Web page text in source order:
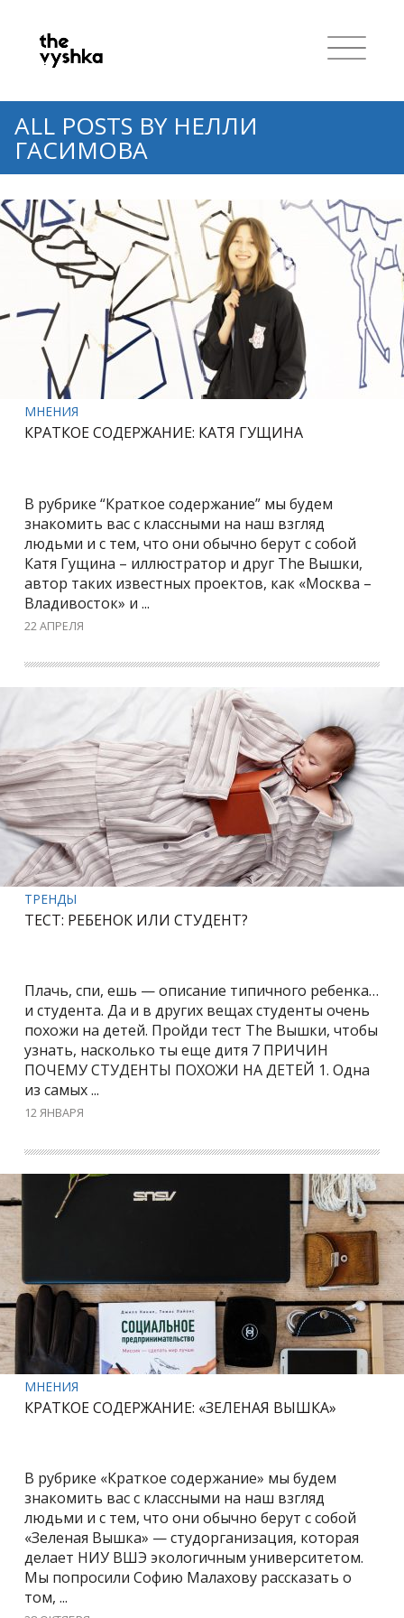
ALL POSTS BY НЕЛЛИ
ГАСИМОВА
МНЕНИЯ
КРАТКОЕ СОДЕРЖАНИЕ: КАТЯ ГУЩИНА
В рубрике “Краткое содержание” мы будем
знакомить вас с классными на наш взгляд
людьми и с тем, что они обычно берут с собой
Катя Гущина – иллюстратор и друг The Вышки,
автор таких известных проектов, как «Москва –
Владивосток» и ...
22 АПРЕЛЯ
ТРЕНДЫ
ТЕСТ: РЕБЕНОК ИЛИ СТУДЕНТ?
Плачь, спи, ешь — описание типичного ребенка…
и студента. Да и в других вещах студенты очень
похожи на детей. Пройди тест The Вышки, чтобы
узнать, насколько ты еще дитя 7 ПРИЧИН
ПОЧЕМУ СТУДЕНТЫ ПОХОЖИ НА ДЕТЕЙ 1. Одна
из самых ...
12 ЯНВАРЯ
МНЕНИЯ
КРАТКОЕ СОДЕРЖАНИЕ: «ЗЕЛЕНАЯ ВЫШКА»
В рубрике «Краткое содержание» мы будем
знакомить вас с классными на наш взгляд
людьми и с тем, что они обычно берут с собой
«Зеленая Вышка» — студорганизация, которая
делает НИУ ВШЭ экологичным университетом.
Мы попросили Софию Малахову рассказать о
том, ...